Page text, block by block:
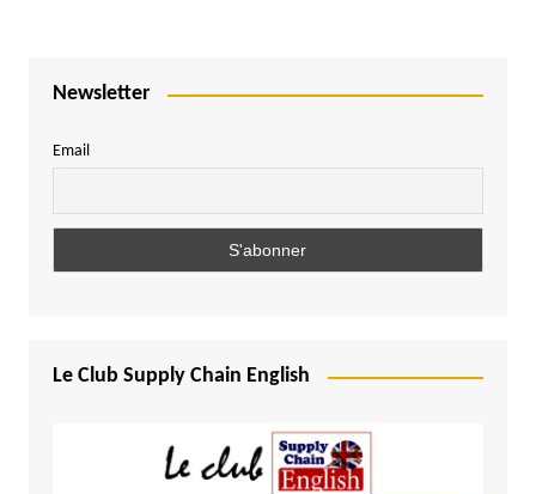
Newsletter
Email
Le Club Supply Chain English